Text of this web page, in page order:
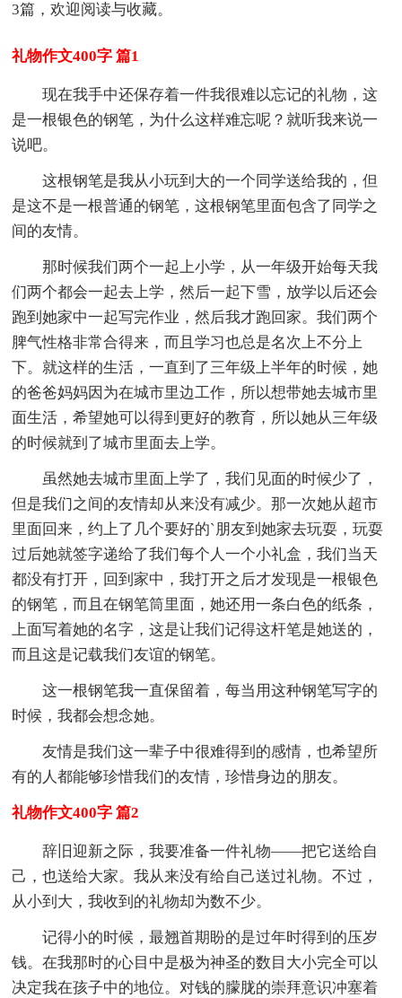
3篇，欢迎阅读与收藏。
礼物作文400字 篇1
现在我手中还保存着一件我很难以忘记的礼物，这
是一根银色的钢笔，为什么这样难忘呢？就听我来说一
说吧。
这根钢笔是我从小玩到大的一个同学送给我的，但
是这不是一根普通的钢笔，这根钢笔里面包含了同学之
间的友情。
那时候我们两个一起上小学，从一年级开始每天我
们两个都会一起去上学，然后一起下雪，放学以后还会
跑到她家中一起写完作业，然后我才跑回家。我们两个
脾气性格非常合得来，而且学习也总是名次上不分上
下。就这样的生活，一直到了三年级上半年的时候，她
的爸爸妈妈因为在城市里边工作，所以想带她去城市里
面生活，希望她可以得到更好的教育，所以她从三年级
的时候就到了城市里面去上学。
虽然她去城市里面上学了，我们见面的时候少了，
但是我们之间的友情却从来没有减少。那一次她从超市
里面回来，约上了几个要好的`朋友到她家去玩耍，玩耍
过后她就签字递给了我们每个人一个小礼盒，我们当天
都没有打开，回到家中，我打开之后才发现是一根银色
的钢笔，而且在钢笔筒里面，她还用一条白色的纸条，
上面写着她的名字，这是让我们记得这杆笔是她送的，
而且这是记载我们友谊的钢笔。
这一根钢笔我一直保留着，每当用这种钢笔写字的
时候，我都会想念她。
友情是我们这一辈子中很难得到的感情，也希望所
有的人都能够珍惜我们的友情，珍惜身边的朋友。
礼物作文400字 篇2
辞旧迎新之际，我要准备一件礼物——把它送给自
己，也送给大家。我从来没有给自己送过礼物。不过，
从小到大，我收到的礼物却为数不少。
记得小的时候，最翘首期盼的是过年时得到的压岁
钱。在我那时的心目中是极为神圣的数目大小完全可以
决定我在孩子中的地位。对钱的朦胧的崇拜意识冲塞着